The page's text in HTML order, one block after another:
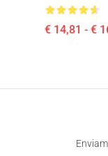
€ 14,81 - €